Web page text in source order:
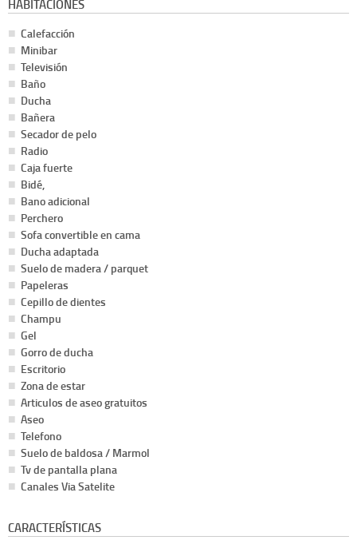
HABITACIONES
Calefacción
Minibar
Televisión
Baño
Ducha
Bañera
Secador de pelo
Radio
Caja fuerte
Bidé,
Bano adicional
Perchero
Sofa convertible en cama
Ducha adaptada
Suelo de madera / parquet
Papeleras
Cepillo de dientes
Champu
Gel
Gorro de ducha
Escritorio
Zona de estar
Articulos de aseo gratuitos
Aseo
Telefono
Suelo de baldosa / Marmol
Tv de pantalla plana
Canales Via Satelite
CARACTERÍSTICAS